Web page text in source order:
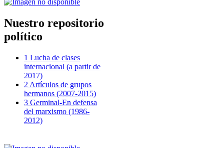
Nuestro repositorio
político
1 Lucha de clases
internacional (a partir de
2017)
2 Artículos de grupos
hermanos (2007-2015)
3 Germinal-En defensa
del marxismo (1986-
2012)